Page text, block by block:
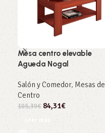
Mesa centro elevable
Agueda Nogal
Salón y Comedor, Mesas de
Centro
105,39€84,31€
Leer más